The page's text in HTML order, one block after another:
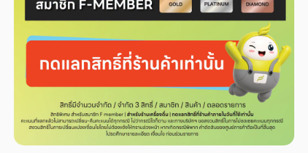
สิทธิประโยชน์ที่ฟิวเจอร์พาร์ค